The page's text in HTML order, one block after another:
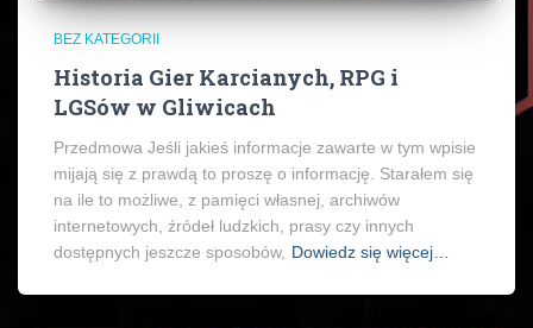
BEZ KATEGORII
Historia Gier Karcianych, RPG i
LGSów w Gliwicach
Przedmowa Jeśli jakieś informacje zawarte w tym wpisie
mijają się z prawdą to proszę o informację. Starałem się
na ile to możliwe, z pamięci własnej, archiwów
internetowych, źródeł ludzkich, prasy czy innych
dostępnych jeszcze sposobów, Dowiedz się więcej…